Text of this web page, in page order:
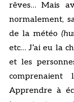
rêves… Mais
normalement,
de la météo
etc… J’ai eu la
et les
comprenaient
Apprendre à